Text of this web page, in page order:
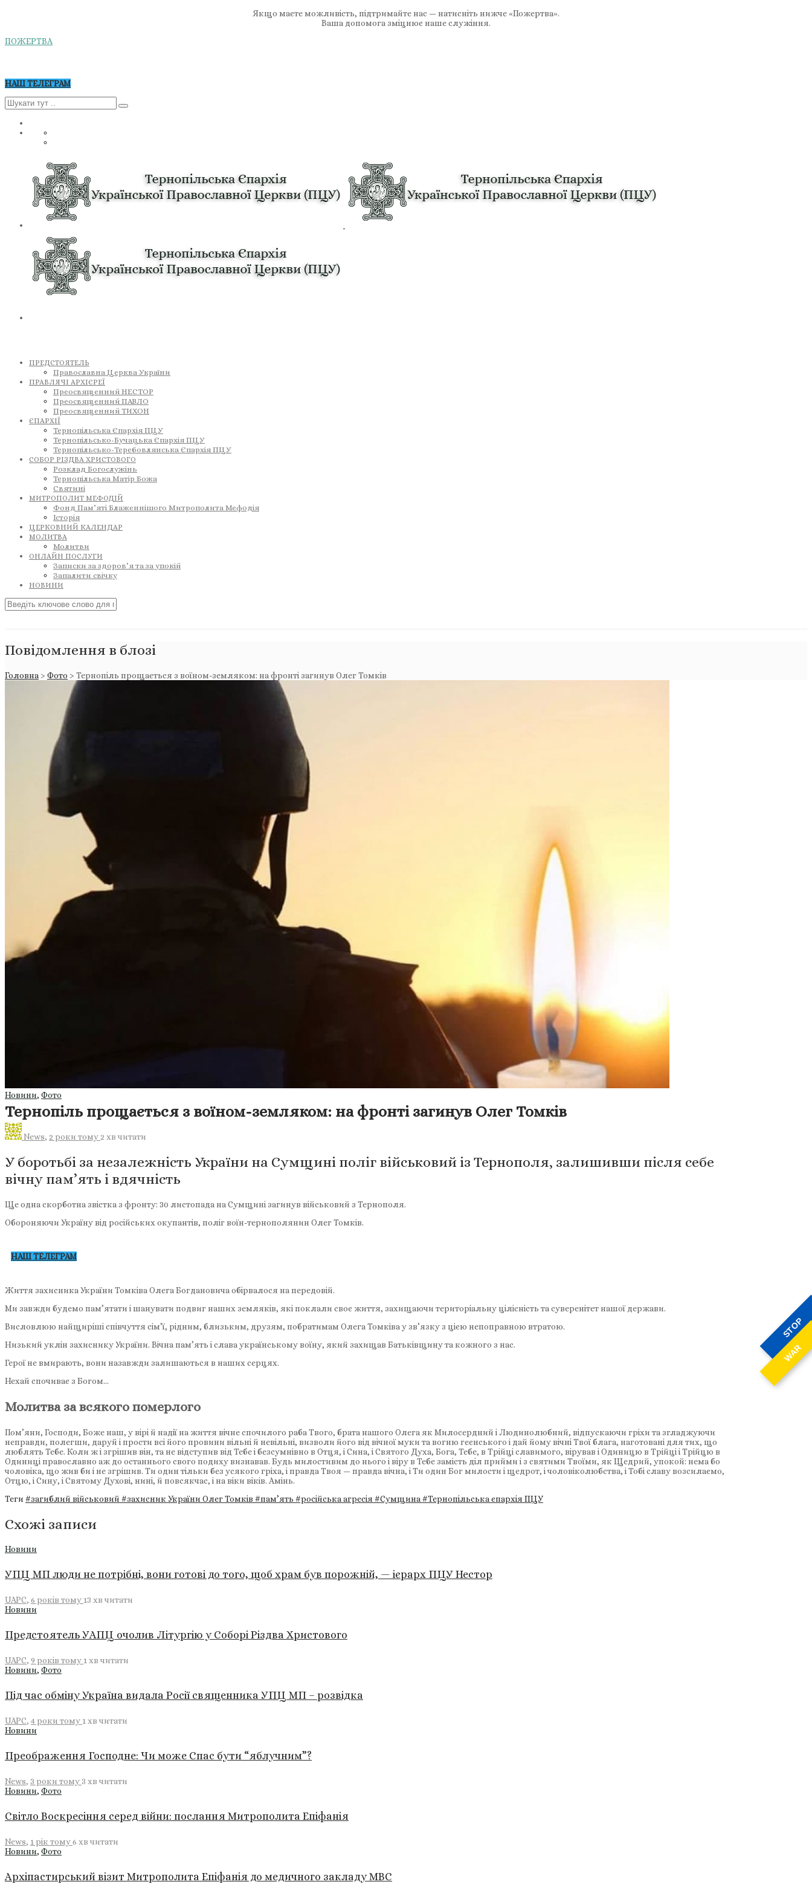
STOP
WAR
Якщо маєте можливість, підтримайте нас — натисніть нижче «Пожертва».
Ваша допомога зміцнює наше служіння.
ПОЖЕРТВА
НАШ ТЕЛЕГРАМ
ПРЕДСТОЯТЕЛЬ
Православна Церква України
ПРАВЛЯЧІ АРХІЄРЕЇ
Преосвященний НЕСТОР
Преосвященний ПАВЛО
Преосвященний ТИХОН
ЄПАРХІЇ
Тернопільська Єпархія ПЦУ
Тернопільсько-Бучацька Єпархія ПЦУ
Тернопільсько-Теребовлянська Єпархія ПЦУ
СОБОР РІЗДВА ХРИСТОВОГО
Розклад Богослужінь
Тернопільська Матір Божа
Святині
МИТРОПОЛИТ МЕФОДІЙ
Фонд Пам’яті Блаженнішого Митрополита Мефодія
Історія
ЦЕРКОВНИЙ КАЛЕНДАР
МОЛИТВА
Молитви
ОНЛАЙН ПОСЛУГИ
Записки за здоров’я та за упокій
Запалити свічку
НОВИНИ
Повідомлення в блозі
Головна > Фото > Тернопіль прощається з воїном-земляком: на фронті загинув Олег Томків
Новини, Фото
Тернопіль прощається з воїном-земляком: на фронті загинув Олег Томків
News, 2 роки тому 2 хв читати
У боротьбі за незалежність України на Сумщині поліг військовий із Тернополя, залишивши після себе
вічну пам’ять і вдячність
Ще одна скорботна звістка з фронту: 30 листопада на Сумщині загинув військовий з Тернополя.
Обороняючи Україну від російських окупантів, поліг воїн-тернополянин Олег Томків.
НАШ ТЕЛЕГРАМ
Життя захисника України Томківа Олега Богдановича обірвалося на передовій.
Ми завжди будемо пам’ятати і шанувати подвиг наших земляків, які поклали своє життя, захищаючи територіальну цілісність та суверенітет нашої держави.
Висловлюю найщиріші співчуття сімʼї, рідним, близьким, друзям, побратимам Олега Томківа у зв’язку з цією непоправною втратою.
Низький уклін захиснику України. Вічна пам’ять і слава українському воїну, який захищав Батьківщину та кожного з нас.
Герої не вмирають, вони назавжди залишаються в наших серцях.
Нехай спочиває з Богом…
Молитва за всякого померлого
Пом’яни, Господи, Боже наш, у вірі й надії на життя вічне спочилого раба Твого, брата нашого Олега як Милосердний і Людинолюбний, відпускаючи гріхи та згладжуючи
неправди, полегши, даруй і прости всі його провини вільні й невільні, визволи його від вічної муки та вогню геєнського і дай йому вічні Твої блага, наготовані для тих, що
люблять Тебе. Коли ж і згрішив він, та не відступив від Тебе і безсумнівно в Отця, і Сина, і Святого Духа, Бога, Тебе, в Трійці славимого, вірував і Одиницю в Трійці і Трійцю в
Одиниці православно аж до останнього свого подиху визнавав. Будь милостивим до нього і віру в Тебе замість діл прийми і з святими Твоїми, як Щедрий, упокой: нема бо
чоловіка, що жив би і не згрішив. Ти один тільки без усякого гріха, і правда Твоя — правда вічна, і Ти один Бог милости і щедрот, і чоловіколюбства, і Тобі славу возсилаємо,
Отцю, і Сину, і Святому Духові, нині, й повсякчас, і на віки віків. Амінь.
Теги #загиблий військовий #захисник України Олег Томків #пам’ять #російська агресія #Сумщина#Тернопільська єпархія ПЦУ
Схожі записи
Новини
УПЦ МП люди не потрібні, вони готові до того, щоб храм був порожній, — ієрарх ПЦУ Нестор
UAPC, 6 років тому 13 хв читати
Новини
Предстоятель УАПЦ очолив Літургію у Соборі Різдва Христового
UAPC, 9 років тому 1 хв читати
Новини, Фото
Під час обміну Україна видала Росії священника УПЦ МП – розвідка
UAPC, 4 роки тому 1 хв читати
Новини
Преображення Господне: Чи може Спас бути “яблучним”?
News, 3 роки тому3 хв читати
Новини, Фото
Світло Воскресіння серед війни: послання Митрополита Епіфанія
News, 1 рік тому6 хв читати
Новини, Фото
Архіпастирський візит Митрополита Епіфанія до медичного закладу МВС